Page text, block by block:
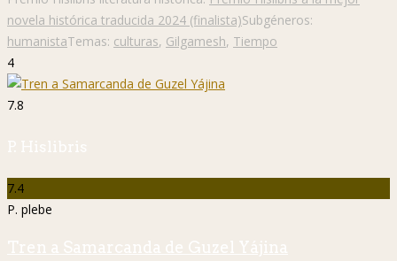
novela histórica traducida 2024 (finalista)Subgéneros:
humanistaTemas: culturas, Gilgamesh, Tiempo
4
7.8
P. Hislibris
7.4
P. plebe
Tren a Samarcanda de Guzel Yájina